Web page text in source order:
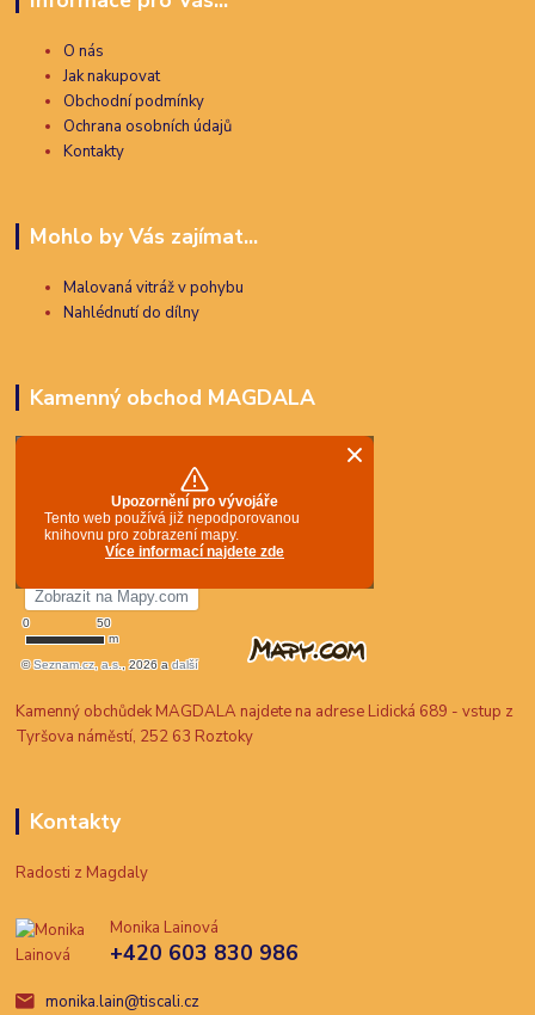
O nás
Jak nakupovat
Obchodní podmínky
Ochrana osobních údajů
Kontakty
Mohlo by Vás zajímat...
Malovaná vitráž v pohybu
Nahlédnutí do dílny
Kamenný obchod MAGDALA
Kamenný obchůdek MAGDALA najdete na adrese Lidická 689 - vstup z
Tyršova náměstí, 252 63 Roztoky
Kontakty
Radosti z Magdaly
Monika Lainová
+420 603 830 986
monika.lain@tiscali.cz